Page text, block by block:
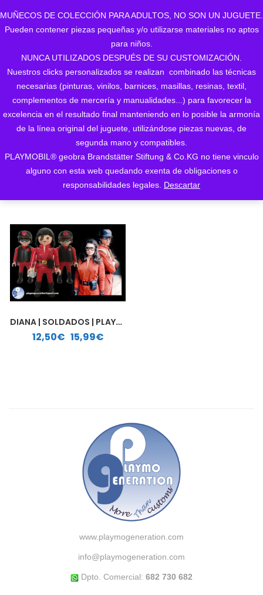
MUÑECOS DE COLECCIÓN PARA ADULTOS, NO SON UN JUGUETE.
Pueden contener piezas pequeñas y/o utilizarse materiales no aptos
para niños.
NUNCA UTILIZADOS DESPUÉS DE SU CUSTOMIZACIÓN.
Nuestros clicks personalizados se realizan combinado las técnicas
necesarias (pinturas, vinilos, barnices, masillas, resinas, textil,
complementos de mercería y manualidades...) para favorecer la
excelencia en el resultado final manteniendo en lo posible la armonía
de la línea original del juguete, utilizándose piezas nuevas, de
segunda mano y compatibles.
PLAYMOBIL® geobra Brandstätter Stiftung & Co.KG no tiene vinculo
alguno con esta web quedando exenta de obligaciones o
responsabilidades legales. Descartar
Mostrando el único resultado
ORDENAR POR LOS
ÚLTIMOS
DIANA | SOLDADOS | PLAYMOBIL PERSONALIZADO
12,50€ 15,99€
Rango de precios: desde 12,50€ hasta 15,99€
www.playmogeneration.com
info@playmogeneration.com
Dpto. Comercial: 682 730 682